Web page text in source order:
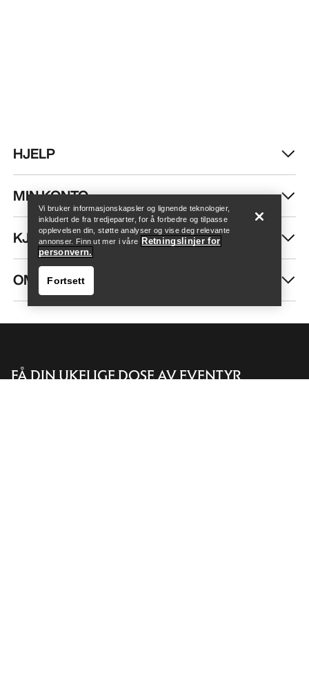
Finn butikk Help
Finn butikk
HJELP
MIN KONTO
KJØP MER
OM OSS
FÅ DIN UKELIGE DOSE AV EVENTYR
Vi bruker informasjonskapsler og lignende teknologier,
inkludert de fra tredjeparter, for å forbedre og tilpasse
opplevelsen din, støtte analyser og vise deg relevante
annonser. Finn ut mer i våre Retningslinjer for
personvern.
Fortsett